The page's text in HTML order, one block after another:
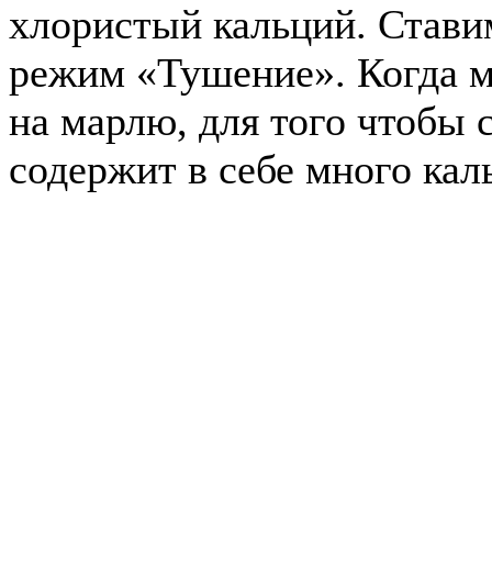
хлористый кальций.
режим «Тушение». Когда
на марлю, для того чтобы
содержит в себе много